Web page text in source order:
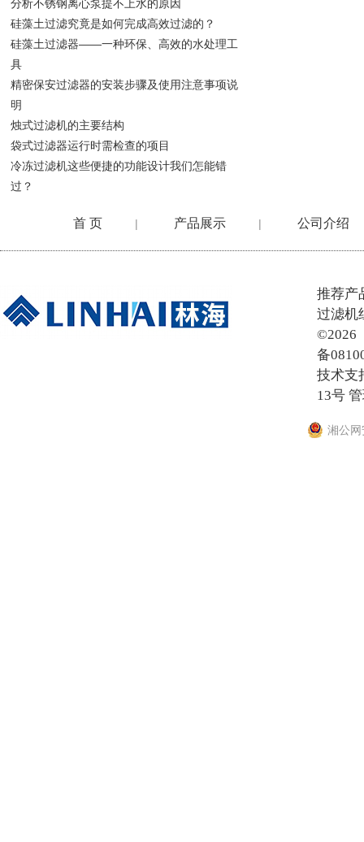
分析不锈钢离心泵提不上水的原因
硅藻土过滤究竟是如何完成高效过滤的？
硅藻土过滤器——一种环保、高效的水处理工
具
精密保安过滤器的安装步骤及使用注意事项说
明
烛式过滤机的主要结构
袋式过滤器运行时需检查的项目
冷冻过滤机这些便捷的功能设计我们怎能错
过？
首 页 | 产品展示 | 公司介绍
推荐产
过滤机
©2026
备
技术支
13号
湘公